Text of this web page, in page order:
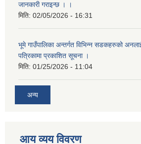
जानकारी गराइन्छ । ।
मिति: 02/05/2026 - 16:31
भूमे गाउँपालिका अन्तर्गत विभिन्न सडकहरुको
पत्रिकामा प्रकाशित सूचना ।
मिति: 01/25/2026 - 11:04
अन्य
आय व्यय विवरण